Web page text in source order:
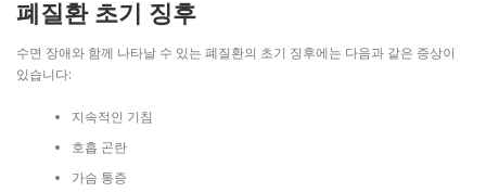
폐질환 초기 징후
수면 장애와 함께 나타날 수 있는 폐질환의 초기 징후에는 다음과 같은 증상이
있습니다:
지속적인 기침
호흡 곤란
가슴 통증